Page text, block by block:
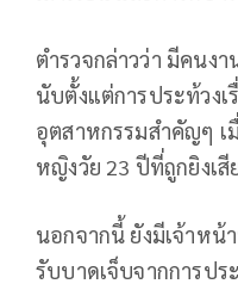
ตำรวจกล่าวว่า มีคนง
นับตั้งแต่การประท้วงเ
อุตสาหกรรมสำคัญๆ เ
หญิงวัย 23 ปีที่ถูกยิงเ
นอกจากนี้ ยังมีเจ้าหน้
รับบาดเจ็บจากการป